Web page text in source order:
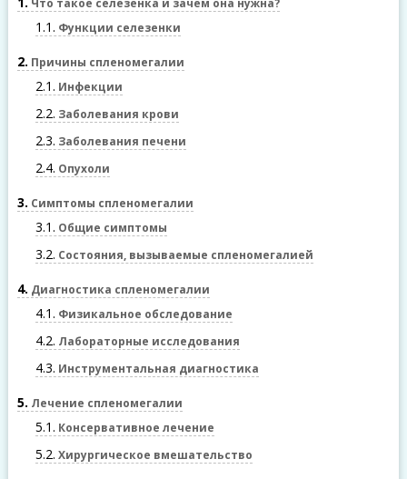
Что такое селезенка и зачем она нужна?
1.1 Функции селезенки
2 Причины спленомегалии
2.1 Инфекции
2.2 Заболевания крови
2.3 Заболевания печени
2.4 Опухоли
3 Симптомы спленомегалии
3.1 Общие симптомы
3.2 Состояния, вызываемые спленомегалией
4 Диагностика спленомегалии
4.1 Физикальное обследование
4.2 Лабораторные исследования
4.3 Инструментальная диагностика
5 Лечение спленомегалии
5.1 Консервативное лечение
5.2 Хирургическое вмешательство